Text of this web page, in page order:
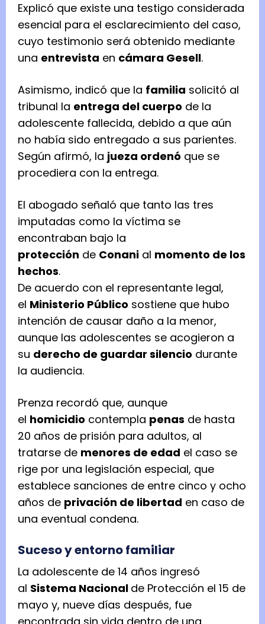
Explicó que existe una testigo considerada
esencial para el esclarecimiento del caso,
cuyo testimonio será obtenido mediante
una entrevista en cámara Gesell.
Asimismo, indicó que la familia solicitó al
tribunal la entrega del cuerpo de la
adolescente fallecida, debido a que aún
no había sido entregado a sus parientes.
Según afirmó, la jueza ordenó que se
procediera con la entrega.
El abogado señaló que tanto las tres
imputadas como la víctima se
encontraban bajo la
protección de Conani al momento de los
hechos.
De acuerdo con el representante legal,
el Ministerio Público sostiene que hubo
intención de causar daño a la menor,
aunque las adolescentes se acogieron a
su derecho de guardar silencio durante
la audiencia.
Prenza recordó que, aunque
el homicidio contempla penas de hasta
20 años de prisión para adultos, al
tratarse de menores de edad el caso se
rige por una legislación especial, que
establece sanciones de entre cinco y ocho
años de privación de libertad en caso de
una eventual condena.
Suceso y entorno familiar
La adolescente de 14 años ingresó
al Sistema Nacional de Protección el 15 de
mayo y, nueve días después, fue